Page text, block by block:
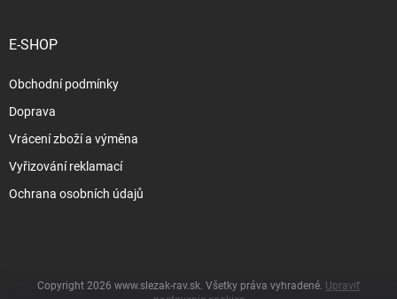
E-SHOP
Obchodní podmínky
Doprava
Vrácení zboží a výměna
Vyřizování reklamací
Ochrana osobních údajů
Copyright 2026 www.slezak-rav.sk. Všetky práva vyhradené. Upraviť